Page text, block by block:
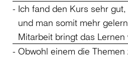
Ich fand den Kurs sehr
und man somit mehr
Mitarbeit bringt das Lernen
Obwohl einem die